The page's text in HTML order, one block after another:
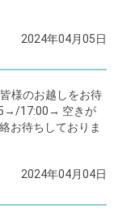
2024年04月05日
様のお越しをお待
17:00→ 空きが
お待ちしておりま
2024年04月04日